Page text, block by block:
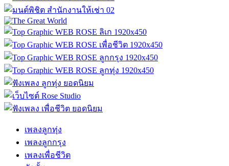
เพลงลูกทุ่ง
เพลงลูกกรุง
เพลงเพื่อชีวิต